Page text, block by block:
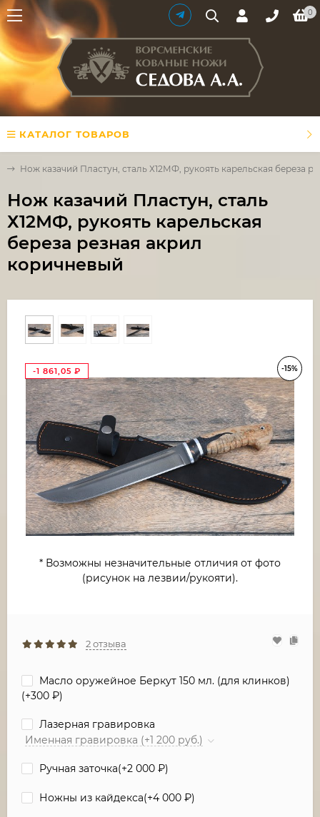
0
КАТАЛОГ ТОВАРОВ
Нож казачий Пластун, сталь Х12МФ, рукоять карельская береза
Нож казачий Пластун, сталь
Х12МФ, рукоять карельская
береза резная акрил
коричневый
-15%
-1 861,05 ₽
* Возможны незначительные отличия от фото
(рисунок на лезвии/рукояти).
2 отзыва
Масло оружейное Беркут 150 мл. (для клинков)
(+300 ₽)
Лазерная гравировка
Именная гравировка (+1 200 руб.)
Ручная заточка(+2 000 ₽)
Ножны из кайдекса(+4 000 ₽)